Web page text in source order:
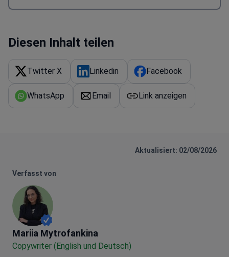
Diesen Inhalt teilen
Twitter X Linkedin Facebook
WhatsApp Email Link anzeigen
Aktualisiert: 02/08/2026
Verfasst von
Mariia Mytrofankina
Mariia Mytrofankina
Copywriter (English und Deutsch)